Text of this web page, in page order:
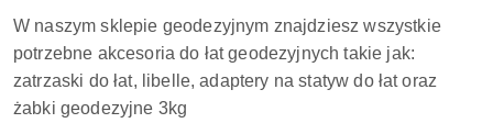
W naszym sklepie geodezyjnym znajdziesz wszystkie
potrzebne akcesoria do łat geodezyjnych takie jak:
zatrzaski do łat, libelle, adaptery na statyw do łat oraz
żabki geodezyjne 3kg